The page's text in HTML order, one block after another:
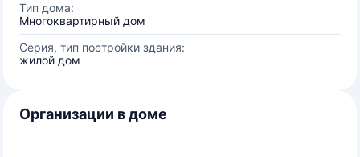
Тип дома:
Многоквартирный дом
Серия, тип постройки здания:
жилой дом
Организации в доме